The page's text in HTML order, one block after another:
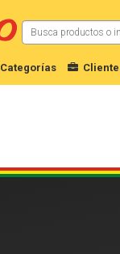
Categorías